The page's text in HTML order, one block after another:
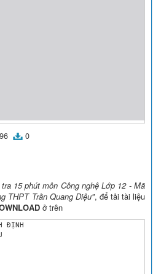
0
15 phút môn Công nghệ Lớp 12 - Mã
THPT Trần Quang Diệu", để tải tài liệu
ở trên
ĐỊNH